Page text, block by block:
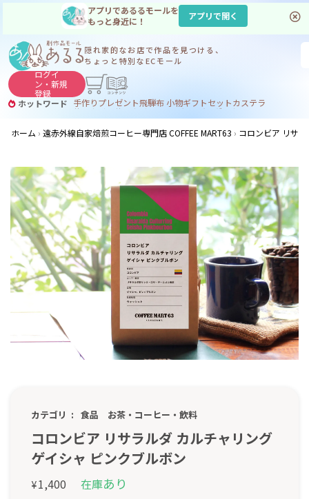
アプリであるるモールを
もっと身近に！
アプリで開く
隠れ家的なお店で作品を見つける、
ちょっと特別なECモール
ログイ
ン・新規
登録
ホットワード 手作りプレゼント飛騨布 小物ギフトセットカステラ
サヌカイト コーヒー
ジンギスカン
ホーム
遠赤外線自家焙煎コーヒー専門店 COFFEE MART63 コロンビア リサ
カテゴリ 食品 お茶・コーヒー・飲料
コロンビア リサラルダ カルチャリング
ゲイシャ ピンクブルボン
¥1,400 在庫あり